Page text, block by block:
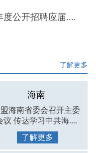
度公开招聘应届....
了解更多
海南
盟海南省委会召开主委
议 传达学习中共海....
了解更多